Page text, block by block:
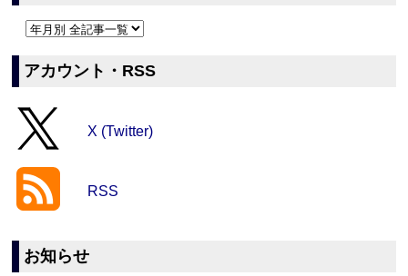
アカウント・RSS
X (Twitter)
RSS
お知らせ